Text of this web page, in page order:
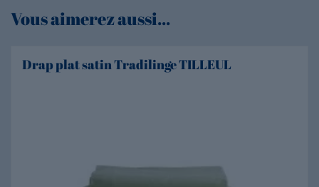
Vous aimerez aussi...
Drap plat satin Tradilinge TILLEUL